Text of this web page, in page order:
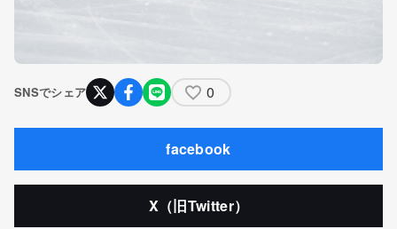
SNSでシェア 0
facebook
X（旧Twitter）